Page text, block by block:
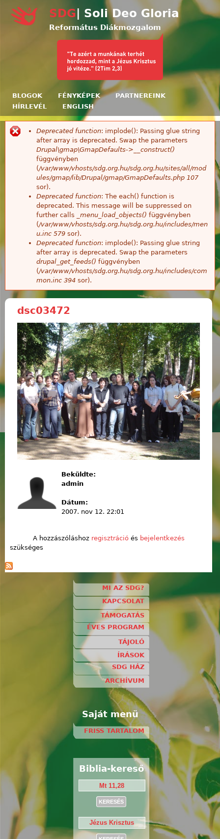
Ugrás a tartalomra
SDG | Soli Deo Gloria
Református Diákmozgalom
BLOGOK FÉNYKÉPEK
PARTNEREINK
HÍRLEVÉL
ENGLISH
Hibaüzenet
Deprecated function: implode(): Passing glue string
after array is deprecated. Swap the parameters
Drupal\gmap\GmapDefaults->__construct()
függvényben
(/var/www/vhosts/sdg.org.hu/sdg.org.hu/sites/all/mod
ules/gmap/lib/Drupal/gmap/GmapDefaults.php 107
sor).
Deprecated function: The each() function is
deprecated. This message will be suppressed on
further calls
_menu_load_objects() függvényben
(/var/www/vhosts/sdg.org.hu/sdg.org.hu/includes/men
u.inc 579 sor).
Deprecated function: implode(): Passing glue string
after array is deprecated. Swap the parameters
drupal_get_feeds() függvényben
(/var/www/vhosts/sdg.org.hu/sdg.org.hu/includes/com
mon.inc 394 sor).
dsc03472
Beküldte:
admin
Dátum:
2007. nov 12. 22:01
A hozzászóláshoz regisztrációés bejelentkezés
szükséges
MI AZ SDG?
KAPCSOLAT
TÁMOGATÁS
ÉVES PROGRAM
TÁJOLÓ
ÍRÁSOK
SDG HÁZ
ARCHÍVUM
Saját menü
FRISS TARTALOM
Biblia-kereső